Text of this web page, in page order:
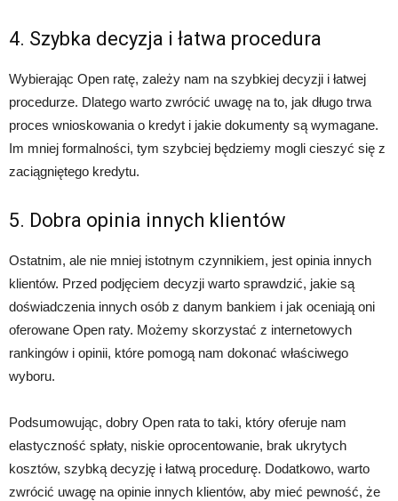
4. Szybka decyzja i łatwa procedura
Wybierając Open ratę, zależy nam na szybkiej decyzji i łatwej
procedurze. Dlatego warto zwrócić uwagę na to, jak długo trwa
proces wnioskowania o kredyt i jakie dokumenty są wymagane.
Im mniej formalności, tym szybciej będziemy mogli cieszyć się z
zaciągniętego kredytu.
5. Dobra opinia innych klientów
Ostatnim, ale nie mniej istotnym czynnikiem, jest opinia innych
klientów. Przed podjęciem decyzji warto sprawdzić, jakie są
doświadczenia innych osób z danym bankiem i jak oceniają oni
oferowane Open raty. Możemy skorzystać z internetowych
rankingów i opinii, które pomogą nam dokonać właściwego
wyboru.
Podsumowując, dobry Open rata to taki, który oferuje nam
elastyczność spłaty, niskie oprocentowanie, brak ukrytych
kosztów, szybką decyzję i łatwą procedurę. Dodatkowo, warto
zwrócić uwagę na opinie innych klientów, aby mieć pewność, że